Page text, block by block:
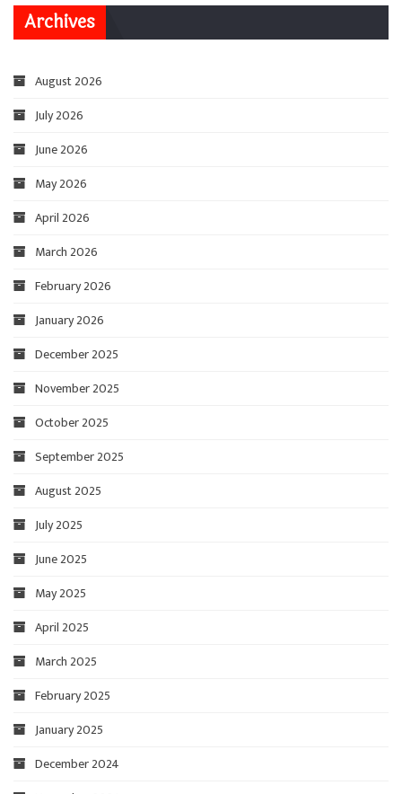
Archives
August 2026
July 2026
June 2026
May 2026
April 2026
March 2026
February 2026
January 2026
December 2025
November 2025
October 2025
September 2025
August 2025
July 2025
June 2025
May 2025
April 2025
March 2025
February 2025
January 2025
December 2024